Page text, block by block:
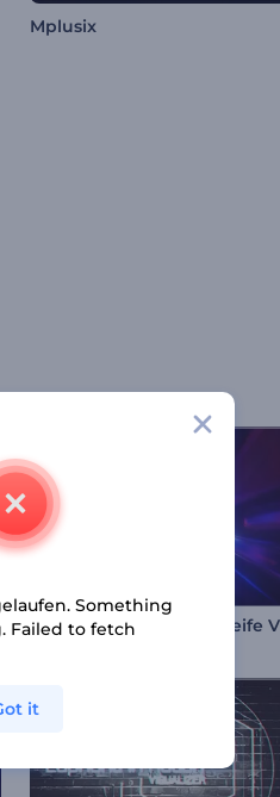
Mplusix
Something
Failed to fetch
it